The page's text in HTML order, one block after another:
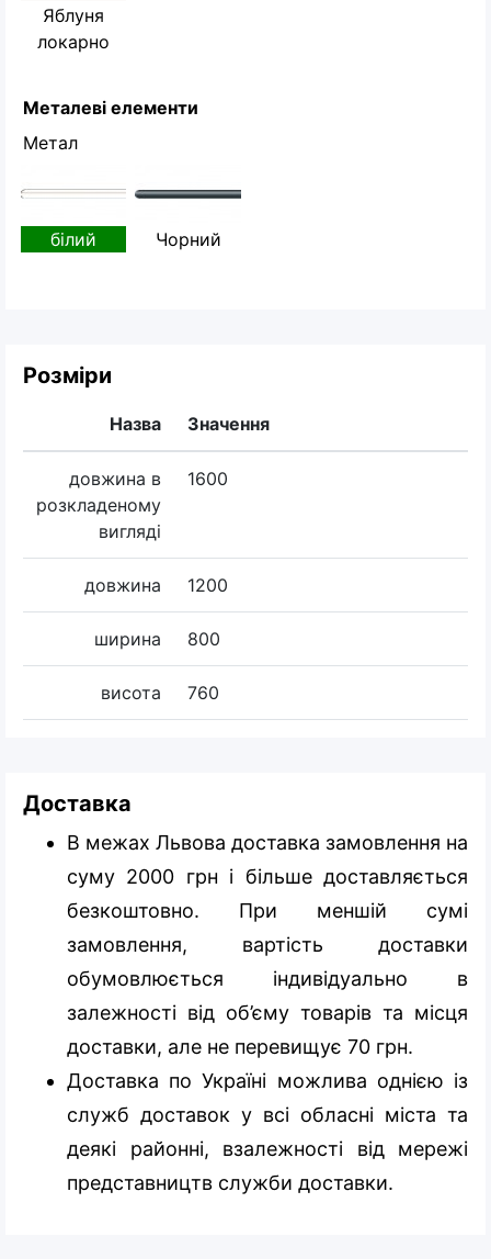
Яблуня
локарно
Металеві елементи
Метал
білий Чорний
Розміри
Назва Значення
довжина в
розкладеному
вигляді
1600
довжина 1200
ширина 800
висота 760
Доставка
В межах Львова доставка замовлення на
суму 2000 грн і більше доставляється
безкоштовно. При меншій сумі
замовлення, вартість доставки
обумовлюється індивідуально в
залежності від об’єму товарів та місця
доставки, але не перевищує 70 грн.
Доставка по Україні можлива однією із
служб доставок у всі обласні міста та
деякі районні, взалежності від мережі
представництв служби доставки.